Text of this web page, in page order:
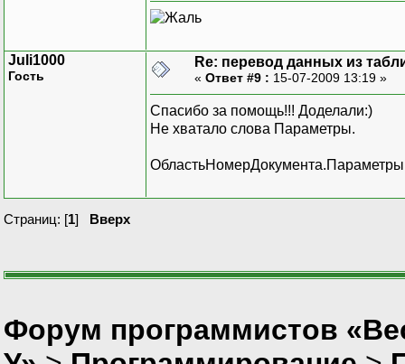
Juli1000
Гость
Re: перевод данных из
« Ответ #9 : 15-07-2009 13:19 »
Спасибо за помощь!!! Доделали:)
Не хватало слова Параметры.
Страниц: [1] Вверх
Форум программистов